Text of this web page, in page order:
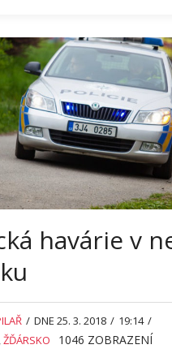
havárie v
/ DNE 25. 3. 2018 / 19:14 /
,ŽĎÁRSKO 1046 ZOBRAZENÍ